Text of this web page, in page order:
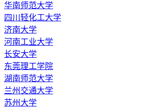
华南师范大学
四川轻化工大学
济南大学
河南工业大学
长安大学
东莞理工学院
湖南师范大学
兰州交通大学
苏州大学